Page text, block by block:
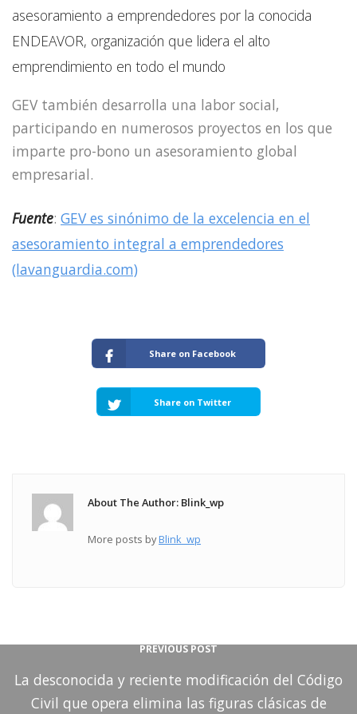
asesoramiento a emprendedores por la conocida
ENDEAVOR, organización que lidera el alto
emprendimiento en todo el mundo
GEV también desarrolla una labor social,
participando en numerosos proyectos en los que
imparte pro-bono un asesoramiento global
empresarial.
Fuente: GEV es sinónimo de la excelencia en el
asesoramiento integral a emprendedores
(lavanguardia.com)
Share on Facebook
Share on Twitter
About The Author: Blink_wp
More posts byBlink_wp
PREVIOUS POST
La desconocida y reciente modificación del Código
Civil que opera elimina las figuras clásicas de